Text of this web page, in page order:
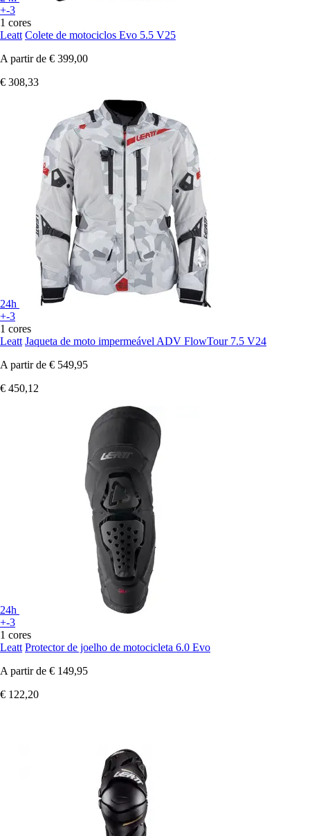
+-3
1 cores
Leatt Colete de motociclos Evo 5.5 V25
A partir de € 399,00
€ 308,33
24h
+-3
1 cores
Leatt Jaqueta de moto impermeável ADV FlowTour 7.5 V24
A partir de € 549,95
€ 450,12
24h
+-3
1 cores
Leatt Protector de joelho de motocicleta 6.0 Evo
A partir de € 149,95
€ 122,20